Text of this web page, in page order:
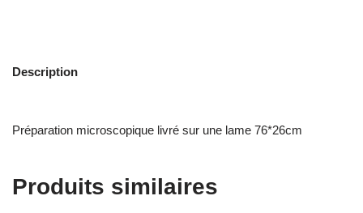
Description
Préparation microscopique livré sur une lame 76*26cm
Produits similaires